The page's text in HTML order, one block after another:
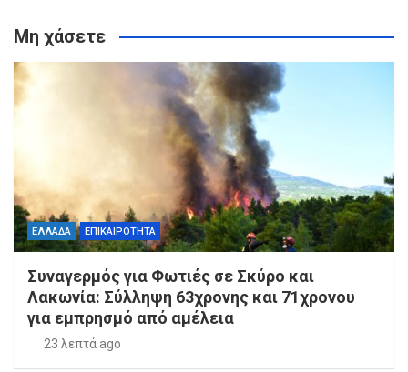
Μη χάσετε
ΕΛΛΑΔΑ ΕΠΙΚΑΙΡΟΤΗΤΑ
Συναγερμός για Φωτιές σε Σκύρο και
Λακωνία: Σύλληψη 63χρονης και 71χρονου
για εμπρησμό από αμέλεια
23 λεπτά ago